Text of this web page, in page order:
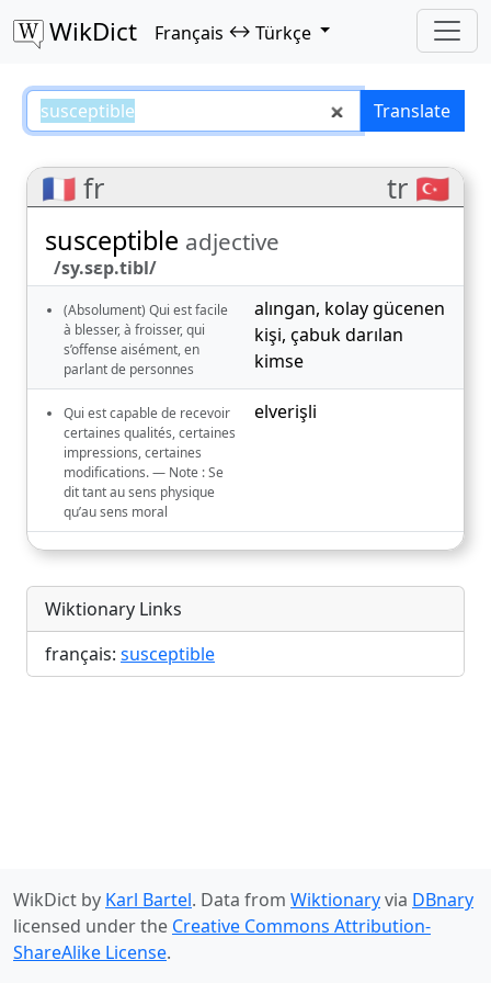
WikDict Français ↔ Türkçe
susceptible – Français–Türkçe
Translate
🇫🇷 fr tr 🇹🇷
susceptible adjective
/sy.sɛp.tibl/
(Absolument) Qui est facile
à blesser, à froisser, qui
s’offense aisément, en
parlant de personnes
alıngan, kolay gücenen
kişi, çabuk darılan
kimse
Qui est capable de recevoir
certaines qualités, certaines
impressions, certaines
modifications. — Note : Se
dit tant au sens physique
qu’au sens moral
elverişli
Wiktionary Links
français: susceptible
WikDict by Karl Bartel. Data from Wiktionaryvia DBnary
licensed under the Creative Commons Attribution-
ShareAlike License.